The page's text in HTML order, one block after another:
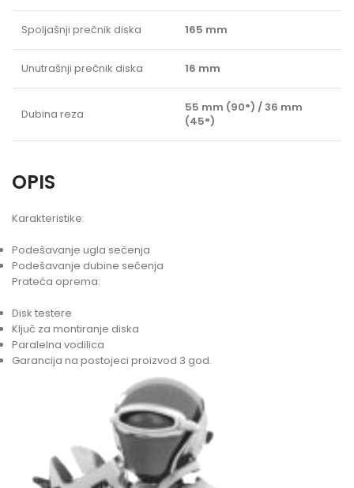
Spoljašnji prečnik diska 165 mm
Unutrašnji prečnik diska 16 mm
Dubina reza
55 mm (90°) / 36 mm
(45°)
OPIS
Karakteristike:
Podešavanje ugla sečenja
Podešavanje dubine sečenja
Prateća oprema:
Disk testere
Ključ za montiranje diska
Paralelna vodilica
Garancija na postojeci proizvod 3 god.